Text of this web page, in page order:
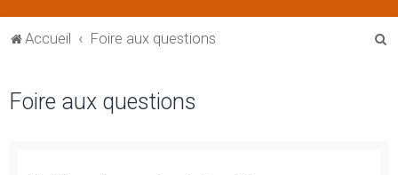
Accueil Foire aux questions
Foire aux questions